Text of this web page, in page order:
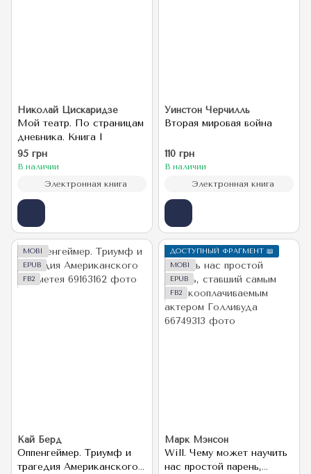
Николай Цискаридзе
Мой театр. По страницам
дневника. Книга I
95 грн
В наличии
Электронная книга
Уинстон Черчилль
Вторая мировая война
110 грн
В наличии
Электронная книга
MOBI
EPUB
FB2
Кай Берд
Оппенгеймер. Триумф и
трагедия Американского
ДОСТУПНЫЙ ФРАГМЕНТ 📖
MOBI
EPUB
FB2
Марк Мэнсон
Will. Чему может научить
нас простой парень,